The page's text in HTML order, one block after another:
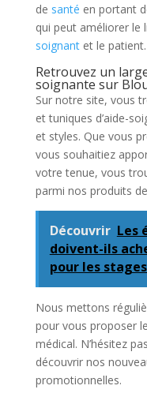
de santé en portant
qui peut améliorer le
soignantet le patient.
Retrouvez un
soignante sur
Sur notre site, vous
et tuniques d’aide-
et styles. Que vous
vous souhaitiez
votre tenue, vous
parmi nos produits
Découvrir Les
doivent-ils
pour les
Nous mettons
pour vous proposer
médical. N’hésitez
découvrir nos
promotionnelles.